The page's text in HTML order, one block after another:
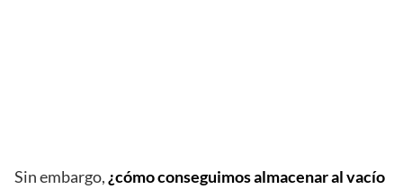
Sin embargo, ¿cómo conseguimos almacenar al vacío